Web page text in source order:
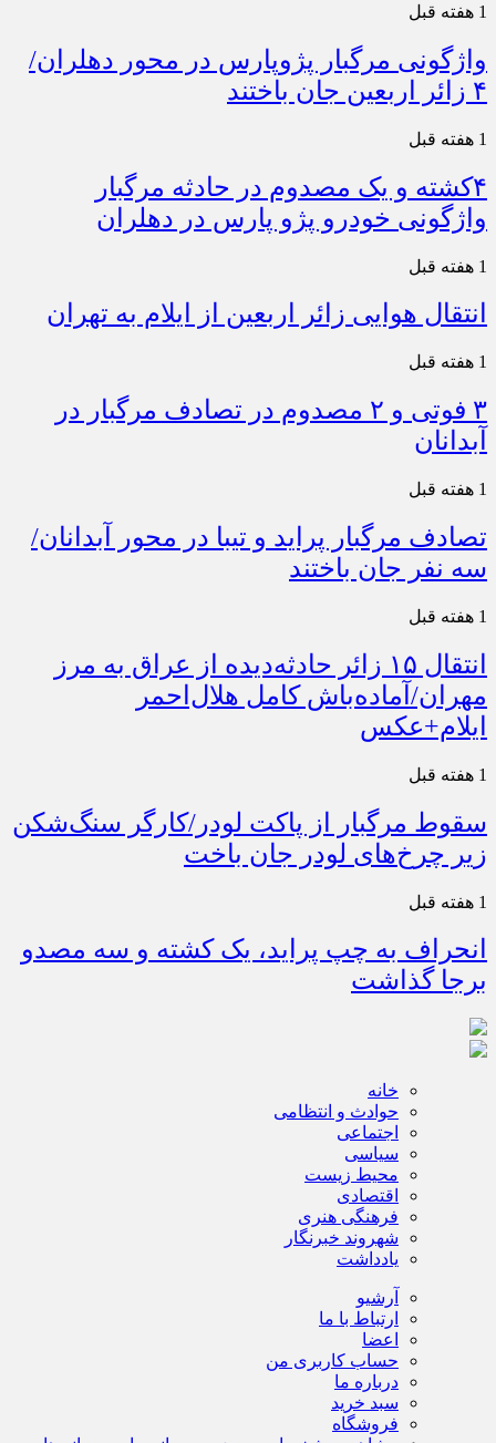
1 هفته قبل
واژگونی مرگبار پژوپارس در محور دهلران/
۴ زائر اربعین جان باختند
1 هفته قبل
۴کشته و یک مصدوم در حادثه مرگبار
واژگونی خودرو پژو پارس در دهلران
1 هفته قبل
انتقال هوایی زائر اربعین از ایلام به تهران
1 هفته قبل
۳ فوتی و ۲ مصدوم در تصادف مرگبار در
آبدانان
1 هفته قبل
تصادف مرگبار پراید و تیبا در محور آبدانان/
سه نفر جان باختند
1 هفته قبل
انتقال ۱۵ زائر حادثه‌دیده از عراق به مرز
مهران/آماده‌باش کامل هلال‌احمر
ایلام+عکس
1 هفته قبل
سقوط مرگبار از پاکت لودر/کارگر سنگ‌شکن
زیر چرخ‌های لودر جان باخت
1 هفته قبل
انحراف به چپ پراید، یک کشته و سه مصدو
برجا گذاشت
خانه
حوادث و انتظامی
اجتماعی
سیاسی
محیط زیست
اقتصادی
فرهنگی هنری
شهروند خبرنگار
یادداشت
آرشیو
ارتباط با ما
اعضا
حساب کاربری من
درباره ما
سبد خرید
فروشگاه